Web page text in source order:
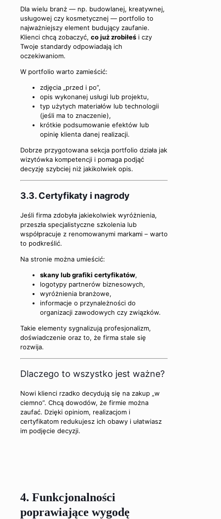
Dla wielu branż — np. budowlanej, kreatywnej,
usługowej czy kosmetycznej — portfolio to
najważniejszy element budujący zaufanie.
Klienci chcą zobaczyć, co już zrobiłeś i czy
Twoje standardy odpowiadają ich
oczekiwaniom.
W portfolio warto zamieścić:
zdjęcia „przed i po”,
opis wykonanej usługi lub projektu,
typ użytych materiałów lub technologii
(jeśli ma to znaczenie),
krótkie podsumowanie efektów lub
opinię klienta danej realizacji.
Dobrze przygotowana sekcja portfolio działa jak
wizytówka kompetencji i pomaga podjąć
decyzję szybciej niż jakikolwiek opis.
3.3. Certyfikaty i nagrody
Jeśli firma zdobyła jakiekolwiek wyróżnienia,
przeszła specjalistyczne szkolenia lub
współpracuje z renomowanymi markami – warto
to podkreślić.
Na stronie można umieścić:
skany lub grafiki certyfikatów,
logotypy partnerów biznesowych,
wyróżnienia branżowe,
informacje o przynależności do
organizacji zawodowych czy związków.
Takie elementy sygnalizują profesjonalizm,
doświadczenie oraz to, że firma stale się
rozwija.
Dlaczego to wszystko jest ważne?
Nowi klienci rzadko decydują się na zakup „w
ciemno”. Chcą dowodów, że firmie można
zaufać. Dzięki opiniom, realizacjom i
certyfikatom redukujesz ich obawy i ułatwiasz
im podjęcie decyzji.
4. Funkcjonalności
poprawiające wygodę